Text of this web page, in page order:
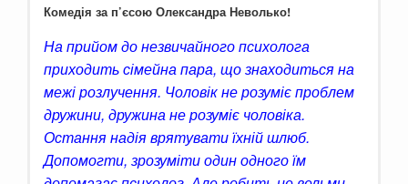
Комедія за п’єсою Олександра Неволько!
На прийом до незвичайного психолога
приходить сімейна пара, що знаходиться на
межі розлучення. Чоловік не розуміє проблем
дружини, дружина не розуміє чоловіка.
Остання надія врятувати їхній шлюб.
Допомогти, зрозуміти один одного їм